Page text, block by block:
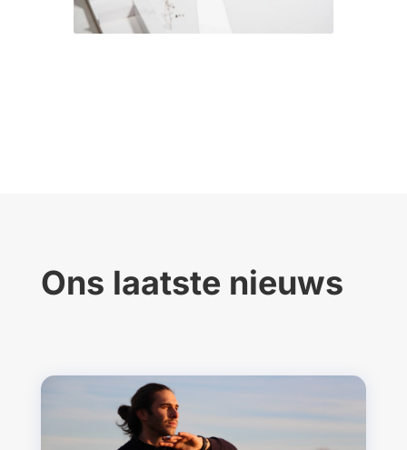
Ons laatste nieuws